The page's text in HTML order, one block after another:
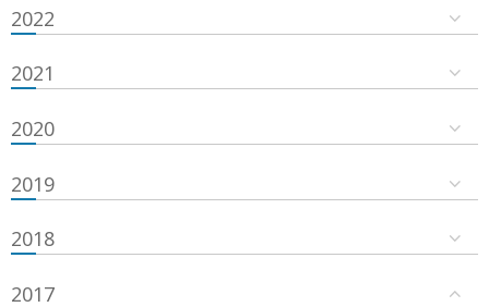
2022
2021
2020
2019
2018
2017